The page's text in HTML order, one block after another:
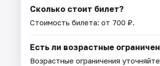
Сколько стоит билет?
Стоимость билета: от 700 ₽.
Есть ли возрастные
Возрастные ограничения